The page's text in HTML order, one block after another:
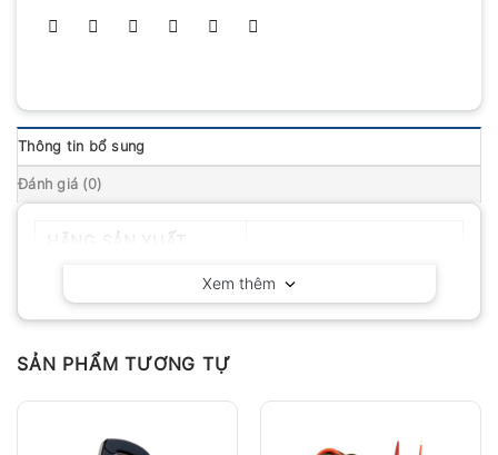
Thông tin bổ sung
Đánh giá (0)
Xem thêm
SẢN PHẨM TƯƠNG TỰ